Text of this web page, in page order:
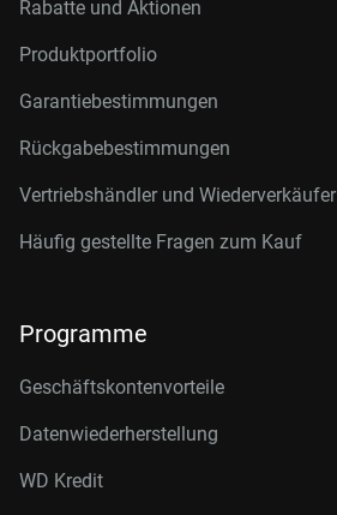
Rabatte und Aktionen
Produktportfolio
Garantiebestimmungen
Rückgabebestimmungen
Vertriebshändler und Wiederverkäufer
Häufig gestellte Fragen zum Kauf
Programme
Geschäftskontenvorteile
Datenwiederherstellung
WD Kredit